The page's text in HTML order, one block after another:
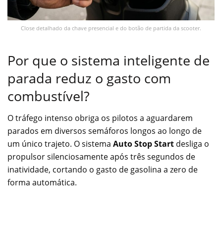
Close detalhado da chave presencial e do botão de partida da scooter.
Por que o sistema inteligente de
parada reduz o gasto com
combustível?
O tráfego intenso obriga os pilotos a aguardarem
parados em diversos semáforos longos ao longo de
um único trajeto. O sistema Auto Stop Start desliga o
propulsor silenciosamente após três segundos de
inatividade, cortando o gasto de gasolina a zero de
forma automática.